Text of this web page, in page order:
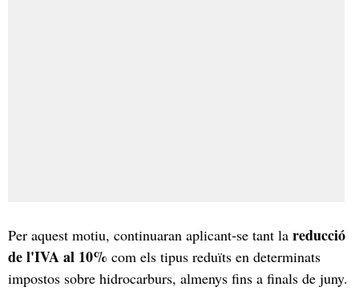
Per aquest motiu, continuaran aplicant-se tant la reducció
de l'IVA al 10% com els tipus reduïts en determinats
impostos sobre hidrocarburs, almenys fins a finals de juny.